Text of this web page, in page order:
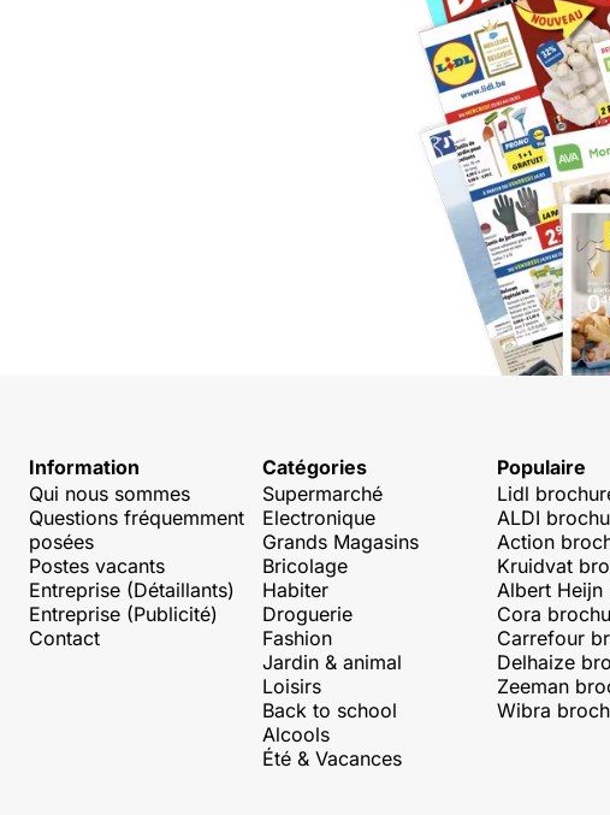
Information
Qui nous sommes
Questions fréquemment
posées
Postes vacants
Entreprise (Détaillants)
Entreprise (Publicité)
Contact
Catégories
Supermarché
Electronique
Grands Magasins
Bricolage
Habiter
Droguerie
Fashion
Jardin & animal
Loisirs
Back to school
Alcools
Été & Vacances
Populaire
Lidl
ALDI
Action
Kruidvat
Albert Heijn
Cora
Carrefour
Delhaize
Zeeman
Wibra